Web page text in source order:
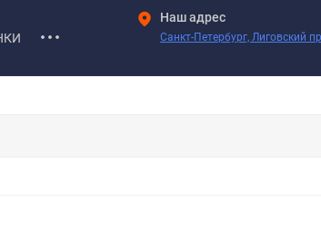
Наш адрес
Санкт-Петербург, Лиговский